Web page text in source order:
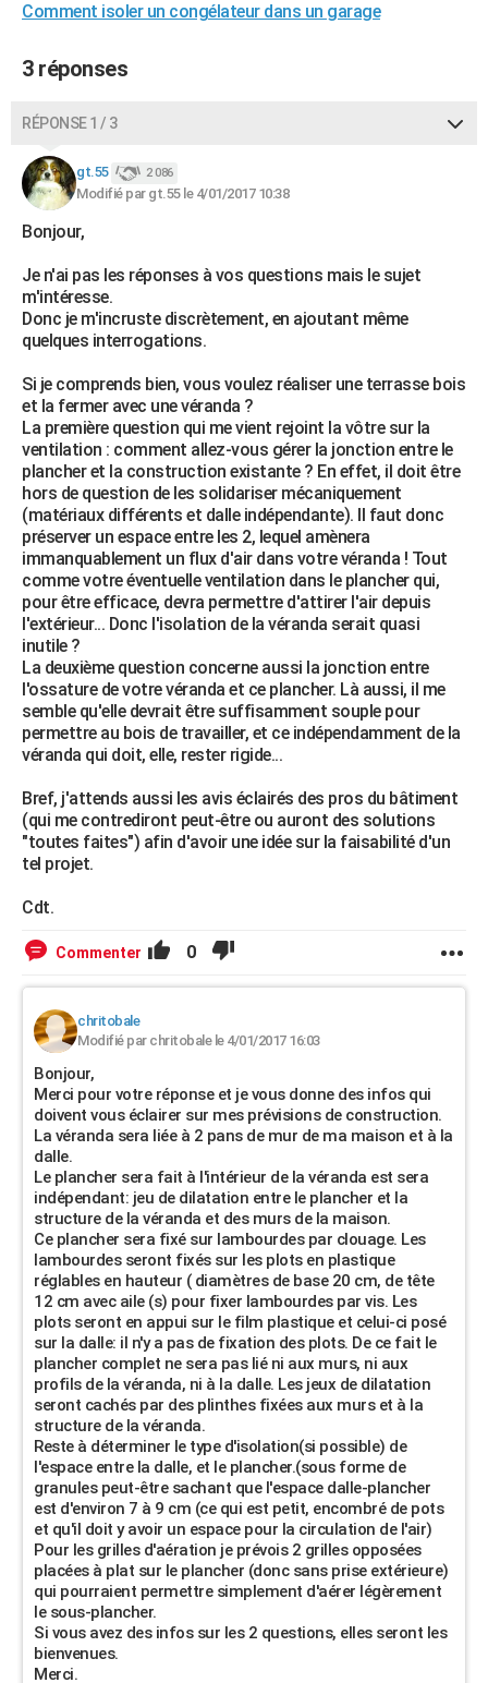
COPAINS D'AVANT
S'inscrire
Se connecter
Lycées
Collèges
Primaires
Universités
Entreprises
Service militaire
Avis de recherche
AVIS DE DÉCÈS
Comment isoler un congélateur dans un garage
3 réponses
RÉPONSE 1 / 3
gt.55 2 086
Modifié par gt.55 le 4/01/2017 10:38
Bonjour,
Je n'ai pas les réponses à vos questions mais le sujet
m'intéresse.
Donc je m'incruste discrètement, en ajoutant même
quelques interrogations.
Si je comprends bien, vous voulez réaliser une terrasse bois
et la fermer avec une véranda ?
La première question qui me vient rejoint la vôtre sur la
ventilation : comment allez-vous gérer la jonction entre le
plancher et la construction existante ? En effet, il doit être
hors de question de les solidariser mécaniquement
(matériaux différents et dalle indépendante). Il faut donc
préserver un espace entre les 2, lequel amènera
immanquablement un flux d'air dans votre véranda ! Tout
comme votre éventuelle ventilation dans le plancher qui,
pour être efficace, devra permettre d'attirer l'air depuis
l'extérieur... Donc l'isolation de la véranda serait quasi
inutile ?
La deuxième question concerne aussi la jonction entre
l'ossature de votre véranda et ce plancher. Là aussi, il me
semble qu'elle devrait être suffisamment souple pour
permettre au bois de travailler, et ce indépendamment de la
véranda qui doit, elle, rester rigide...
Bref, j'attends aussi les avis éclairés des pros du bâtiment
(qui me contrediront peut-être ou auront des solutions
"toutes faites") afin d'avoir une idée sur la faisabilité d'un
tel projet.
Cdt.
Commenter 0
chritobale
Modifié par chritobale le 4/01/2017 16:03
Bonjour,
Merci pour votre réponse et je vous donne des infos qui
doivent vous éclairer sur mes prévisions de construction.
La véranda sera liée à 2 pans de mur de ma maison et à la
dalle.
Le plancher sera fait à l'intérieur de la véranda est sera
indépendant: jeu de dilatation entre le plancher et la
structure de la véranda et des murs de la maison.
Ce plancher sera fixé sur lambourdes par clouage. Les
lambourdes seront fixés sur les plots en plastique
réglables en hauteur ( diamètres de base 20 cm, de tête
12 cm avec aile (s) pour fixer lambourdes par vis. Les
plots seront en appui sur le film plastique et celui-ci posé
sur la dalle: il n'y a pas de fixation des plots. De ce fait le
plancher complet ne sera pas lié ni aux murs, ni aux
profils de la véranda, ni à la dalle. Les jeux de dilatation
seront cachés par des plinthes fixées aux murs et à la
structure de la véranda.
Reste à déterminer le type d'isolation(si possible) de
l'espace entre la dalle, et le plancher.(sous forme de
granules peut-être sachant que l'espace dalle-plancher
est d'environ 7 à 9 cm (ce qui est petit, encombré de pots
et qu'il doit y avoir un espace pour la circulation de l'air)
Pour les grilles d'aération je prévois 2 grilles opposées
placées à plat sur le plancher (donc sans prise extérieure)
qui pourraient permettre simplement d'aérer légèrement
le sous-plancher.
Si vous avez des infos sur les 2 questions, elles seront les
bienvenues.
Merci.